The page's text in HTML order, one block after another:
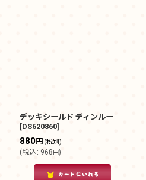
デッキシールド ディンルー
[DS620860]
880円 (税別)
(税込: 968円)